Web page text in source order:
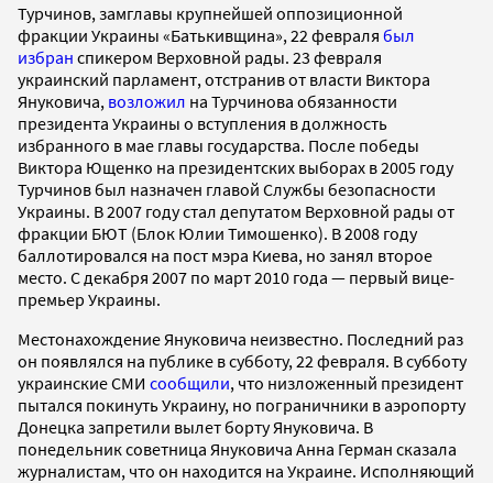
Турчинов, замглавы крупнейшей оппозиционной
фракции Украины «Батькивщина», 22 февраля был
избран спикером Верховной рады. 23 февраля
украинский парламент, отстранив от власти Виктора
Януковича, возложил на Турчинова обязанности
президента Украины о вступления в должность
избранного в мае главы государства. После победы
Виктора Ющенко на президентских выборах в 2005 году
Турчинов был назначен главой Службы безопасности
Украины. В 2007 году стал депутатом Верховной рады от
фракции БЮТ (Блок Юлии Тимошенко). В 2008 году
баллотировался на пост мэра Киева, но занял второе
место. С декабря 2007 по март 2010 года — первый вице-
премьер Украины.
Местонахождение Януковича неизвестно. Последний раз
он появлялся на публике в субботу, 22 февраля. В субботу
украинские СМИ сообщили, что низложенный президент
пытался покинуть Украину, но пограничники в аэропорту
Донецка запретили вылет борту Януковича. В
понедельник советница Януковича Анна Герман сказала
журналистам, что он находится на Украине. Исполняющий